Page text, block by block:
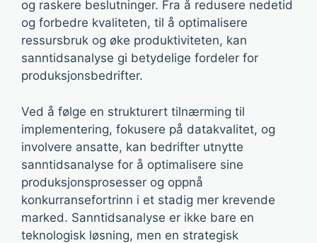
og raskere beslutninger. Fra å redusere nedetid
og forbedre kvaliteten, til å optimalisere
ressursbruk og øke produktiviteten, kan
sanntidsanalyse gi betydelige fordeler for
produksjonsbedrifter.
Ved å følge en strukturert tilnærming til
implementering, fokusere på datakvalitet, og
involvere ansatte, kan bedrifter utnytte
sanntidsanalyse for å optimalisere sine
produksjonsprosesser og oppnå
konkurransefortrinn i et stadig mer krevende
marked. Sanntidsanalyse er ikke bare en
teknologisk løsning, men en strategisk